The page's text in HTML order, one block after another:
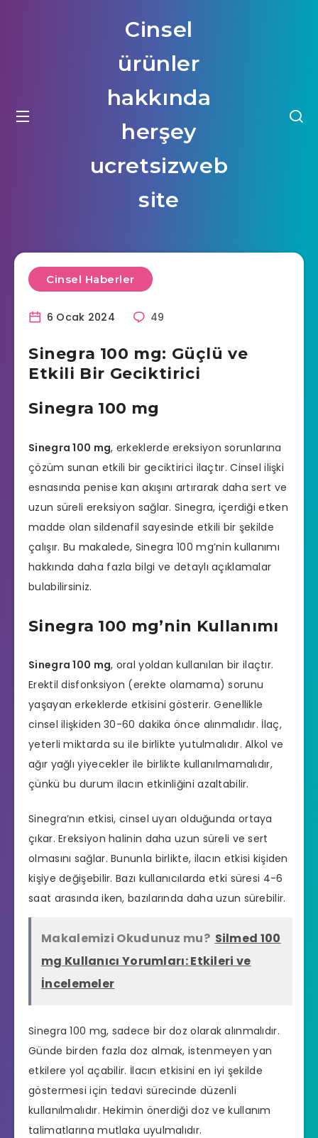
Cinsel
ürünler
hakkında
herşey
ucretsizweb
site
Cinsel Haberler
6 Ocak 2024 49
Sinegra 100 mg: Güçlü ve
Etkili Bir Geciktirici
Sinegra 100 mg
Sinegra 100 mg, erkeklerde ereksiyon sorunlarına
çözüm sunan etkili bir geciktirici ilaçtır. Cinsel ilişki
esnasında penise kan akışını artırarak daha sert ve
uzun süreli ereksiyon sağlar. Sinegra, içerdiği etken
madde olan sildenafil sayesinde etkili bir şekilde
çalışır. Bu makalede, Sinegra 100 mg’nin kullanımı
hakkında daha fazla bilgi ve detaylı açıklamalar
bulabilirsiniz.
Sinegra 100 mg’nin Kullanımı
Sinegra 100 mg, oral yoldan kullanılan bir ilaçtır.
Erektil disfonksiyon (erekte olamama) sorunu
yaşayan erkeklerde etkisini gösterir. Genellikle
cinsel ilişkiden 30-60 dakika önce alınmalıdır. İlaç,
yeterli miktarda su ile birlikte yutulmalıdır. Alkol ve
ağır yağlı yiyecekler ile birlikte kullanılmamalıdır,
çünkü bu durum ilacın etkinliğini azaltabilir.
Sinegra’nın etkisi, cinsel uyarı olduğunda ortaya
çıkar. Ereksiyon halinin daha uzun süreli ve sert
olmasını sağlar. Bununla birlikte, ilacın etkisi kişiden
kişiye değişebilir. Bazı kullanıcılarda etki süresi 4-6
saat arasında iken, bazılarında daha uzun sürebilir.
Makalemizi Okudunuz mu? Silmed 100
mg Kullanıcı Yorumları: Etkileri ve
İncelemeler
Sinegra 100 mg, sadece bir doz olarak alınmalıdır.
Günde birden fazla doz almak, istenmeyen yan
etkilere yol açabilir. İlacın etkisini en iyi şekilde
göstermesi için tedavi sürecinde düzenli
kullanılmalıdır. Hekimin önerdiği doz ve kullanım
talimatlarına mutlaka uyulmalıdır.